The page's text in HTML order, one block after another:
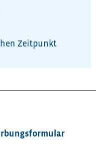
Zeitpunkt